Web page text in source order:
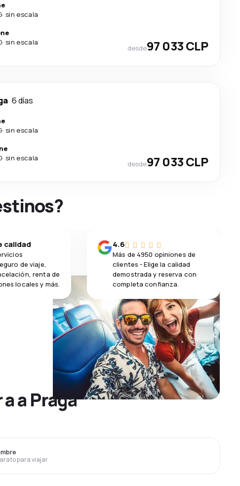
· sin escala
· sin escala
desde97 033 CLP
6 días
· sin escala
· sin escala
desde97 033 CLP
calidad
de viaje,
renta de
locales y más.
4.6
Más de 4950 opiniones de
clientes - Elige la calidad
demostrada y reserva con
completa confianza.
a Praga
para viajar